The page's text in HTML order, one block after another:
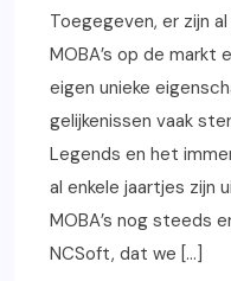
Toegegeven, er zijn
MOBA’s op de markt
eigen unieke
gelijkenissen vaak
Legends en het
al enkele jaartjes zijn
MOBA’s nog steeds
NCSoft, dat we […]